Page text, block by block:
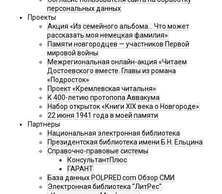
персональных данных
Проекты
Акция «Из семейного альбома... Что может
рассказать моя немецкая фамилия»
Памяти новгородцев — участников Первой
мировой войны
Межрегиональная онлайн-акция «Читаем
Достоевского вместе. Главы из романа
«Подросток»
Проект «Кремлевская читальня»
К 400-летию протопопа Аввакума
Набор открыток «Книги XIX века о Новгороде»
22 июня 1941 года в моей памяти
Партнеры
Национальная электронная библиотека
Президентская библиотека имени Б.Н. Ельцина
Справочно-правовые системы
КонсультантПлюс
ГАРАНТ
База данных POLPRED.com Обзор СМИ
Электронная библиотека "ЛитРес"